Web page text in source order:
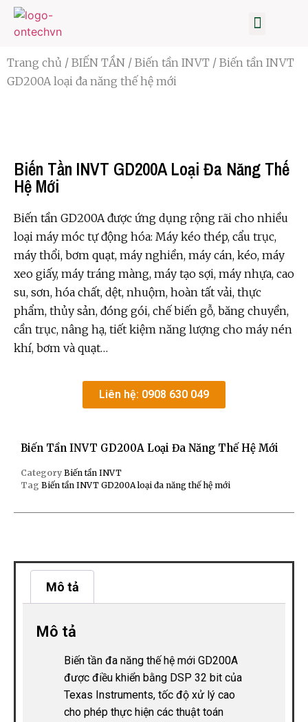
Trang chủ / BIẾN TẦN / Biến tần INVT / Biến tần INVT
GD200A loại đa năng thế hệ mới
Biến Tần INVT GD200A Loại Đa Năng Thế
Hệ Mới
Biến tần GD200A được ứng dụng rộng rãi cho nhiều
loại máy móc tự động hóa: Máy kéo thép, cẩu trục,
máy thổi, bơm quạt, máy nghiền, máy cán, kéo, máy
xeo giấy, máy tráng màng, máy tạo sợi, máy nhựa, cao
su, sơn, hóa chất, dệt, nhuộm, hoàn tất vải, thực
phẩm, thủy sản, đóng gói, chế biến gỗ, băng chuyền,
cần trục, nâng hạ, tiết kiệm năng lượng cho máy nén
khí, bơm và quạt…
Liên hệ: 0908 630 049
Biến Tần INVT GD200A Loại Đa Năng Thế Hệ Mới
Category Biến tần INVT
Tag Biến tần INVT GD200A loại đa năng thế hệ mới
Mô tả
Mô tả
Biến tần đa năng thế hệ mới GD200A
được điều khiển bằng DSP 32 bit của
Texas Instruments, tốc độ xử lý cao
cho phép thực hiện các thuật toán